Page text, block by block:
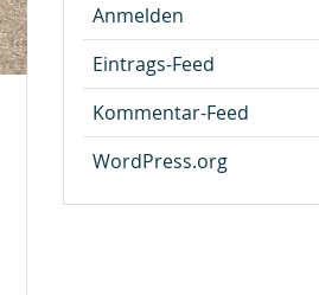
Anmelden
Eintrags-Feed
Kommentar-Feed
WordPress.org